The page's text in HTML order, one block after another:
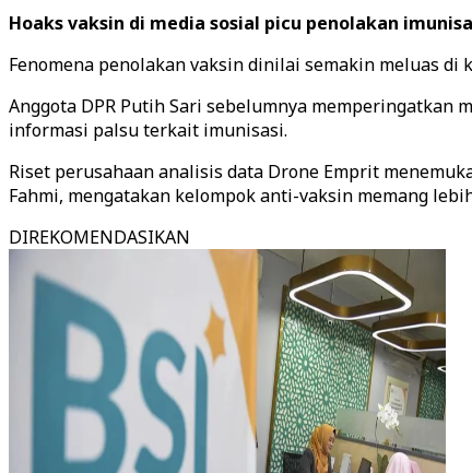
Hoaks vaksin di media sosial picu penolakan
Fenomena penolakan vaksin dinilai semakin meluas
Anggota DPR Putih Sari sebelumnya
informasi palsu terkait imunisasi.
Riset perusahaan analisis data Drone Emprit
Fahmi, mengatakan kelompok anti-vaksin memang
DIREKOMENDASIKAN